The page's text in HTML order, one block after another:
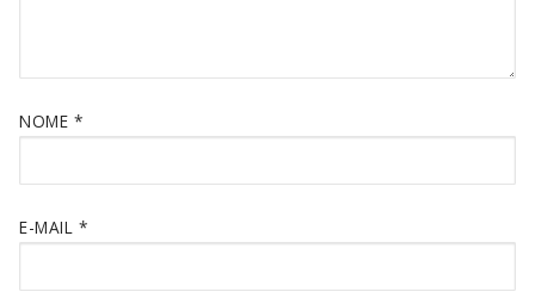
NOME *
E-MAIL *